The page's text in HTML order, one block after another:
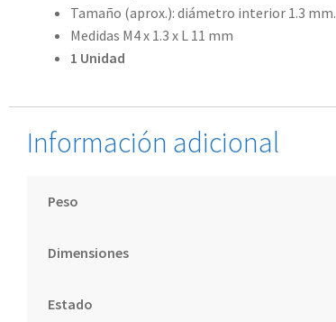
Tamaño (aprox.): diámetro interior 1.3 mm.
Medidas M4 x 1.3 x L 11 mm
1 Unidad
Información adicional
Peso
Dimensiones
Estado